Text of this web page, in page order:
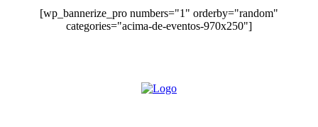
[wp_bannerize_pro numbers="1" orderby="random"
categories="acima-de-eventos-970x250"]